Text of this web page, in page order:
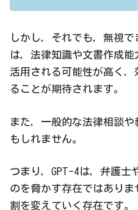
しかし，それでも，無視
は，法律知識や文書作成
活用される可能性が高く
ることが期待されます。
また，一般的な法律相談
もしれません。
つまり，GPT-4は，弁護士
のを脅かす存在ではあり
割を変えていく存在です。